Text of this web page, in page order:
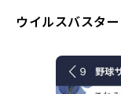
ウイルスバスタ